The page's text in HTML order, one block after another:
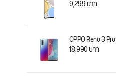
9,299 บาท
OPPO Reno 3 Pro
18,990 บาท